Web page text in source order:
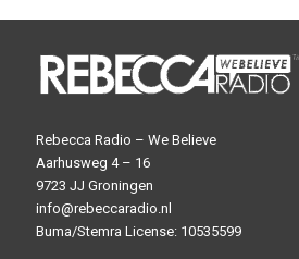
Rebecca Radio – We Believe
Aarhusweg 4 – 16
9723 JJ Groningen
info@rebeccaradio.nl
Buma/Stemra License: 10535599